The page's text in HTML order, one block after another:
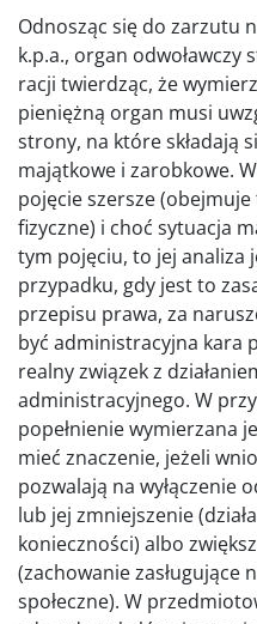
Odnosząc się do zarzutu
k.p.a., organ odwoławczy
racji twierdząc, że
pieniężną organ musi
strony, na które składają
majątkowe i zarobkowe.
pojęcie szersze
fizyczne) i choć sytuacja
tym pojęciu, to jej analiza
przypadku, gdy jest to
przepisu prawa, za
być administracyjna kara
realny związek z
administracyjnego. W
popełnienie wymierzana
mieć znaczenie, jeżeli
pozwalają na wyłączenie
lub jej zmniejszenie
konieczności) albo
(zachowanie zasługujące
społeczne). W